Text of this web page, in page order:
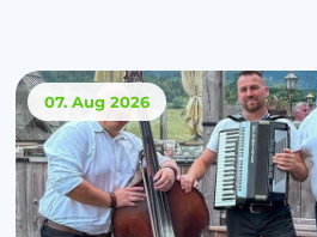
07. Aug 2026